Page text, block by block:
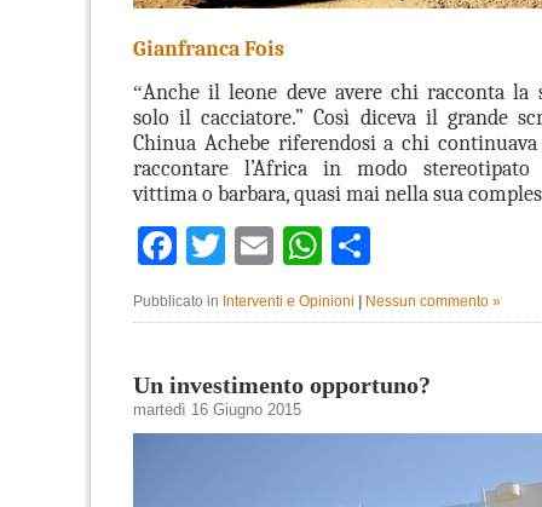
Gianfranca Fois
“Anche il leone deve avere chi racconta la
solo il cacciatore.” Così diceva il grande
Chinua Achebe riferendosi a chi
raccontare l’Africa in modo stereotipato
vittima o barbara, quasi mai nella sua
Facebook
TwitterEmailWhatsApp
Pubblicato in Interventi e Opinioni Nessun commento »
Un investimento opportuno?
martedì 16 Giugno 2015